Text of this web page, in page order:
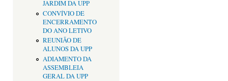
JARDIM DA UPP
CONVÍVIO DE
ENCERRAMENTO
DO ANO LETIVO
REUNIÃO DE
ALUNOS DA UPP
ADIAMENTO DA
ASSEMBLEIA
GERAL DA UPP